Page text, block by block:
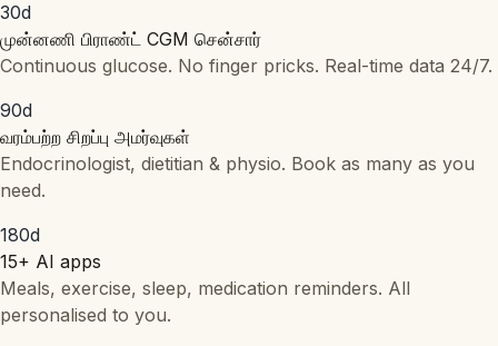
30d
முன்னணி பிராண்ட் CGM சென்சார்
Continuous glucose. No finger pricks. Real-time data 24/7.
90d
வரம்பற்ற சிறப்பு அமர்வுகள்
Endocrinologist, dietitian & physio. Book as many as you
need.
180d
15+ AI apps
Meals, exercise, sleep, medication reminders. All
personalised to you.